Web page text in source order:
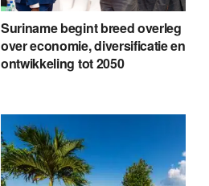
Suriname begint breed overleg
over economie, diversificatie en
ontwikkeling tot 2050